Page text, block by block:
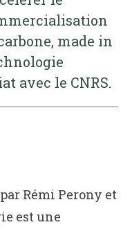
made in
avec le CNRS.
Rémi Perony et
est une